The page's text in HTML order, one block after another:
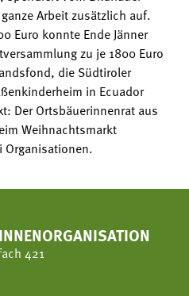
Arbeit zusätzlich auf.
Euro konnte Ende Jänner
zu je 1800 Euro
die Südtiroler
in Ecuador
Der Ortsbäuerinnenrat aus
Weihnachtsmarkt
Organisationen.
421